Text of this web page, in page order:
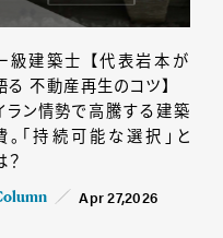
級建築士 【代表岩本が
る 不動産再生のコツ】
ラン情勢で高騰する建築
。「持続可能な選択」と
？
Apr 27,2026